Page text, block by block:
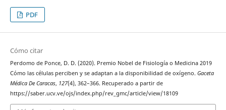
PDF
Cómo citar
Perdomo de Ponce, D. D. (2020). Premio Nobel de Fisiología o Medicina 2019
Cómo las células perciben y se adaptan a la disponibilidad de oxígeno. Gaceta
Médica De Caracas, 127(4), 362–366. Recuperado a partir de
https://saber.ucv.ve/ojs/index.php/rev_gmc/article/view/18109